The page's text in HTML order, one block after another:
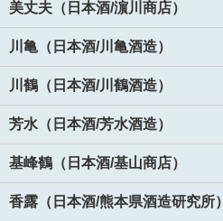
美丈夫（日本酒/濵川商店）
川亀（日本酒/川亀酒造）
川鶴（日本酒/川鶴酒造）
芳水（日本酒/芳水酒造）
基峰鶴（日本酒/基山商店）
香露（日本酒/熊本県酒造研究所）